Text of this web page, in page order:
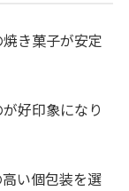
き菓子が安定
好印象になり
い個包装を選